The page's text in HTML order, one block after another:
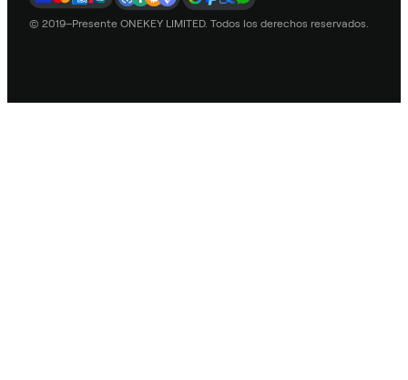
© 2019–Presente ONEKEY LIMITED. Todos los derechos reservados.